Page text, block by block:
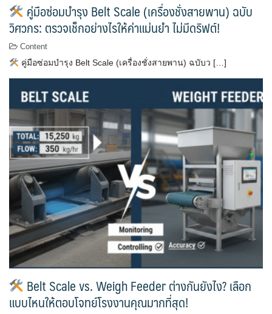
คู่มือซ่อมบำรุง Belt Scale (เครื่องชั่งสายพาน) ฉบับ
วิศวกร: ตรวจเช็กอย่างไรให้ค่าแม่นยำ ไม่มีดริฟต์!
Content
คู่มือซ่อมบำรุง Belt Scale (เครื่องชั่งสายพาน) ฉบับว […]
Belt Scale vs. Weigh Feeder ต่างกันยังไง? เลือก
แบบไหนให้ตอบโจทย์โรงงานคุณมากที่สุด!